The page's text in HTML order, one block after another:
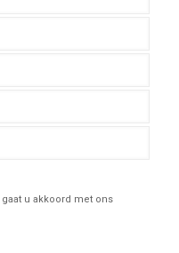
u akkoord met ons